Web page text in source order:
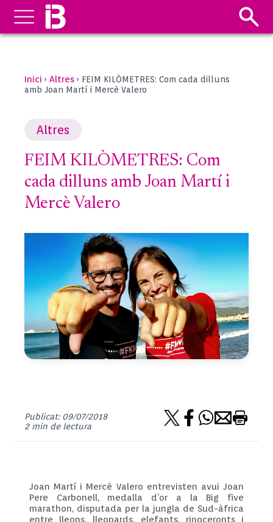
Inici › Altres › FEIM KILÒMETRES: Com cada dilluns
amb Joan Martí i Mercè Valero
Altres
FEIM KILÒMETRES: Com
cada dilluns amb Joan Martí i
Mercè Valero
Publicat: 09/07/2018
2 min de lectura
Joan Martí i Mercè Valero entrevisten avui Joan
Pere Carbonell, medalla d’or a la Big five
marathon, disputada per la jungla de Sud-àfrica
entre lleons, lleopards, elefants, rinoceronts i